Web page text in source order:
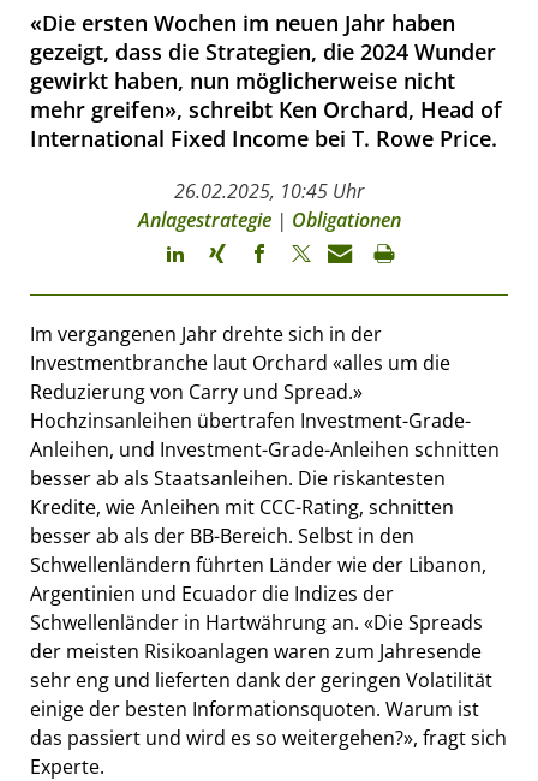
«Die ersten Wochen im neuen Jahr haben
gezeigt, dass die Strategien, die 2024 Wunder
gewirkt haben, nun möglicherweise nicht
mehr greifen», schreibt Ken Orchard, Head of
International Fixed Income bei T. Rowe Price.
26.02.2025, 10:45 Uhr
Anlagestrategie| Obligationen
Im vergangenen Jahr drehte sich in der
Investmentbranche laut Orchard «alles um die
Reduzierung von Carry und Spread.»
Hochzinsanleihen übertrafen Investment-Grade-
Anleihen, und Investment-Grade-Anleihen schnitten
besser ab als Staatsanleihen. Die riskantesten
Kredite, wie Anleihen mit CCC-Rating, schnitten
besser ab als der BB-Bereich. Selbst in den
Schwellenländern führten Länder wie der Libanon,
Argentinien und Ecuador die Indizes der
Schwellenländer in Hartwährung an. «Die Spreads
der meisten Risikoanlagen waren zum Jahresende
sehr eng und lieferten dank der geringen Volatilität
einige der besten Informationsquoten. Warum ist
das passiert und wird es so weitergehen?», fragt sich
Experte.